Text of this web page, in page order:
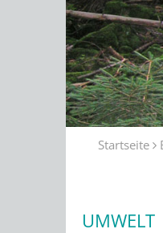
Startseite
UMWELT